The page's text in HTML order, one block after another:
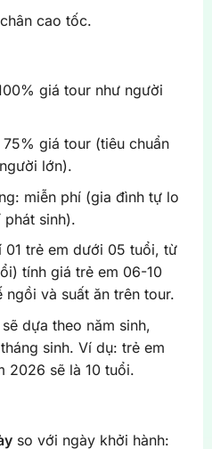
cao tốc.
giá tour như người
giá tour (tiêu chuẩn
lớn).
miễn phí (gia đình tự lo
sinh).
01 trẻ em dưới 05 tuổi, từ
tính giá trẻ em 06-10
và suất ăn trên tour.
dựa theo năm sinh,
sinh. Ví dụ: trẻ em
2026 sẽ là 10 tuổi.
so với ngày khởi hành: